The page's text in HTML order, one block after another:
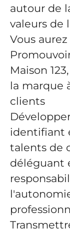
autour de
valeurs de
Vous
Maison
la marque
clients
identifiant
talents de
déléguant